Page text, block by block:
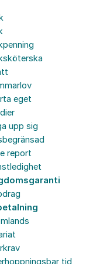
eget
upp sig
report
tid